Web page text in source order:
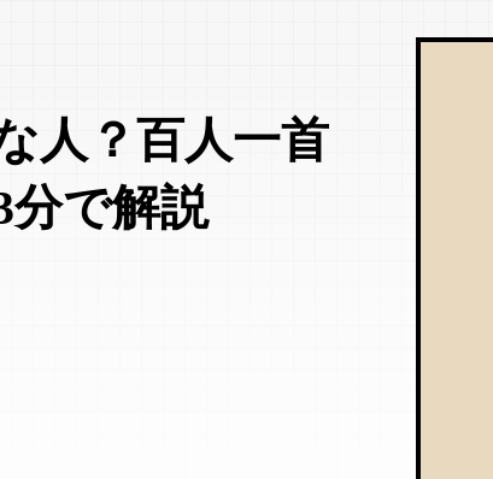
人？百人一首
分で解説